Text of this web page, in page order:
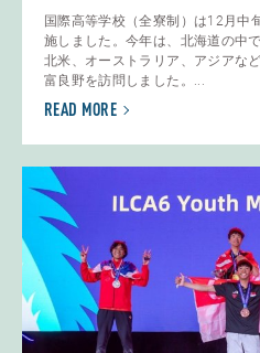
国際高等学校（全寮制）は12月中
施しました。今年は、北海道の中
北米、オーストラリア、アジアな
富良野を訪問しました。...
READ MORE